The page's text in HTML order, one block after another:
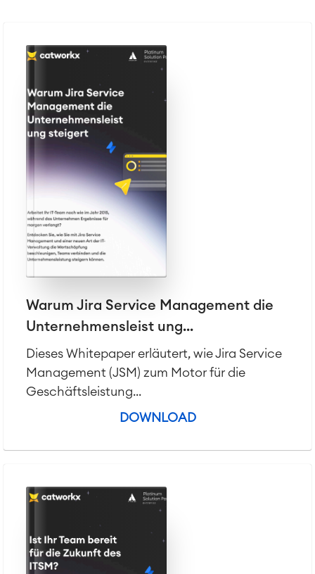
Warum Jira Service Management die
Unternehmensleist ung...
Dieses Whitepaper erläutert, wie Jira Service
Management (JSM) zum Motor für die
Geschäftsleistung...
DOWNLOAD